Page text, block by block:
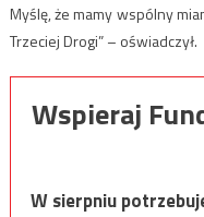
Myślę, że mamy wspólny
Trzeciej Drogi” – oświadczył.
Wspieraj
W sierpniu